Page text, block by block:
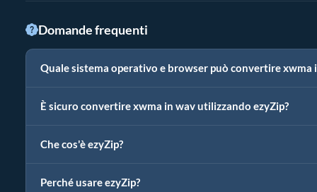
Domande frequenti
Quale sistema operativo e browser può convertire xwma
È sicuro convertire xwma in wav utilizzando ezyZip?
Che cos'è ezyZip?
Perché usare ezyZip?